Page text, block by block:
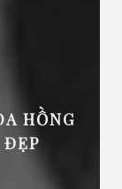
HỒNG
ĐẸP